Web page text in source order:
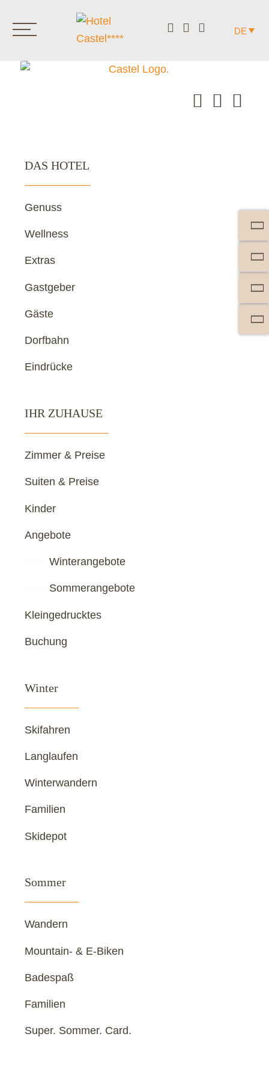
DE
DAS HOTEL
Genuss
Wellness
Extras
Gastgeber
Gäste
Dorfbahn
Eindrücke
IHR ZUHAUSE
Zimmer & Preise
Suiten & Preise
Kinder
Angebote
Winterangebote
Sommerangebote
Kleingedrucktes
Buchung
Winter
Skifahren
Langlaufen
Winterwandern
Familien
Skidepot
Sommer
Wandern
Mountain- & E-Biken
Badespaß
Familien
Super. Sommer. Card.